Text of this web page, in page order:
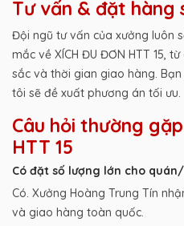
Tư vấn & đặt hàng
Đội ngũ tư vấn của xưởng luôn
mắc về XÍCH ĐU ĐƠN HTT 15,
sắc và thời gian giao hàng.
tôi sẽ đề xuất phương án tối ưu.
Câu hỏi thường
HTT 15
Có đặt số lượng lớn cho
Có. Xưởng Hoàng Trung Tín
và giao hàng toàn quốc.